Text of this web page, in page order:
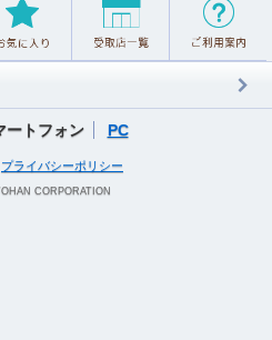
ートフォン PC
プライバシーポリシー
CORPORATION